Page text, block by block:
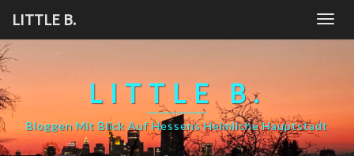
content
LITTLE B.
LITTLE B.
Bloggen Mit Blick Auf Hessens Heimliche Hauptstadt